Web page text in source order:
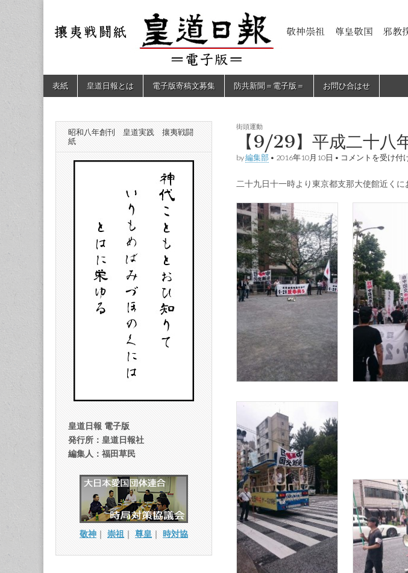
皇道
（防
共新
聞）
敬神
｜崇
祖｜
年創
刊
皇道
践
攘夷
戦闘
Main
menu
Skip
表紙 皇道日報とは 電子版寄稿文募集 防共新聞＝電子版＝ お問ひ合はせ
街頭運動
【9/29】平成二十八
by編集部 • 2016年10月10日 • 【9/29】
二
九・
コメントを受け付
二十九日十一時より東京都支那大使館近く
昭和八年創刊 皇道実践 攘夷戦闘
紙
皇道日報 電子版
発行所：皇道日報社
編集人：福田草民
敬神 ｜ 崇祖 ｜ 尊皇 ｜ 時対協